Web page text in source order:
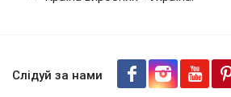
Шкіряна
Сірий
Слідуй за нами